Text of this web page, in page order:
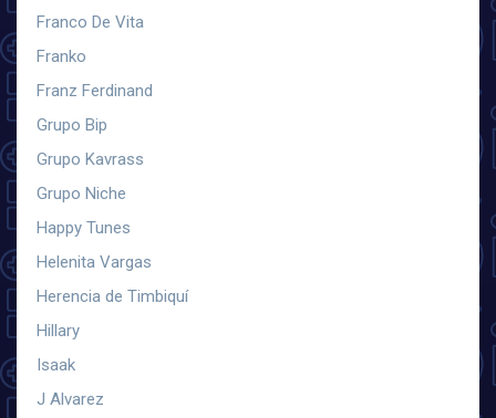
Franco De Vita
Franko
Franz Ferdinand
Grupo Bip
Grupo Kavrass
Grupo Niche
Happy Tunes
Helenita Vargas
Herencia de Timbiquí
Hillary
Isaak
J Alvarez